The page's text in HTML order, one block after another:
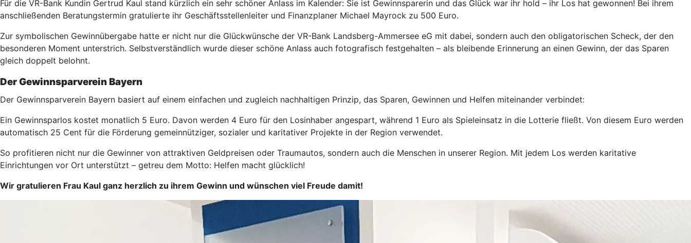
Für die VR-Bank Kundin Gertrud Kaul stand kürzlich ein sehr schöner Anlass im Kalender: Sie ist Gewinnsparerin und das Glück war ihr hold – ihr Los hat gewonnen! Bei ihrem
anschließenden Beratungstermin gratulierte ihr Geschäftsstellenleiter und Finanzplaner Michael Mayrock zu 500 Euro.
Zur symbolischen Gewinnübergabe hatte er nicht nur die Glückwünsche der VR-Bank Landsberg-Ammersee eG mit dabei, sondern auch den obligatorischen Scheck, der den
besonderen Moment unterstrich. Selbstverständlich wurde dieser schöne Anlass auch fotografisch festgehalten – als bleibende Erinnerung an einen Gewinn, der das Sparen
gleich doppelt belohnt.
Der Gewinnsparverein Bayern
Der Gewinnsparverein Bayern basiert auf einem einfachen und zugleich nachhaltigen Prinzip, das Sparen, Gewinnen und Helfen miteinander verbindet:
Ein Gewinnsparlos kostet monatlich 5 Euro. Davon werden 4 Euro für den Losinhaber angespart, während 1 Euro als Spieleinsatz in die Lotterie fließt. Von diesem Euro werden
automatisch 25 Cent für die Förderung gemeinnütziger, sozialer und karitativer Projekte in der Region verwendet.
So profitieren nicht nur die Gewinner von attraktiven Geldpreisen oder Traumautos, sondern auch die Menschen in unserer Region. Mit jedem Los werden karitative
Einrichtungen vor Ort unterstützt – getreu dem Motto: Helfen macht glücklich!
Wir gratulieren Frau Kaul ganz herzlich zu ihrem Gewinn und wünschen viel Freude damit!